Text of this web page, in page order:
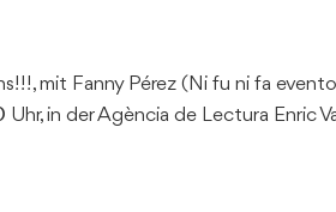
mit Fanny Pérez (Ni fu ni fa
in der Agència de Lectura Enric